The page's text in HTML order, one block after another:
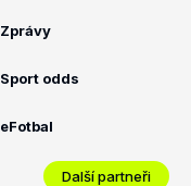
Zprávy
Sport odds
eFotbal
Další partneři